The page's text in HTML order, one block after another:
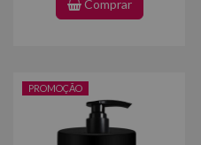
Comprar
PROMOÇÃO